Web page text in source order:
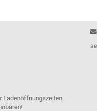
Ladenöffnungszeiten,